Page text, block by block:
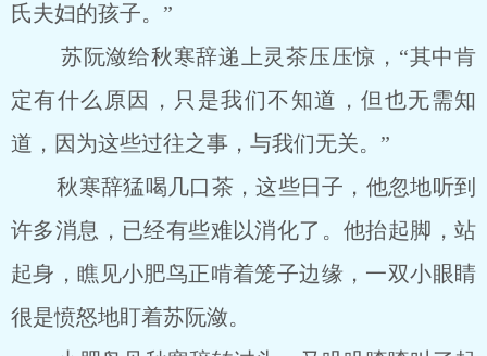
氏夫妇的孩子。”
苏阮潋给秋寒辞递上灵茶压压惊，“其中肯
定有什么原因，只是我们不知道，但也无需知
道，因为这些过往之事，与我们无关。”
秋寒辞猛喝几口茶，这些日子，他忽地听到
许多消息，已经有些难以消化了。他抬起脚，站
起身，瞧见小肥鸟正啃着笼子边缘，一双小眼睛
很是愤怒地盯着苏阮潋。